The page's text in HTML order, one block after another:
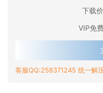
下载
VIP免
客服QQ:258371245 统一解